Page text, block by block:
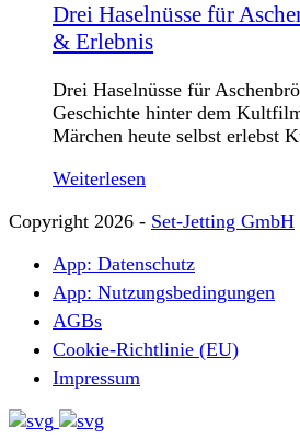
Drei Haselnüsse für
& Erlebnis
Drei Haselnüsse für
Geschichte hinter dem
Märchen heute selbst erlebst
Weiterlesen
Copyright 2026 - Set-Jetting GmbH
App: Datenschutz
App: Nutzungsbedingungen
AGBs
Cookie-Richtlinie (EU)
Impressum